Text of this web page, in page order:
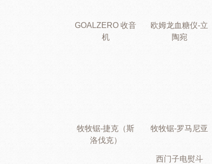
GOALZERO 收音
机
欧姆龙血糖仪-立
陶宛
牧牧锯-捷克（斯
洛伐克）
牧牧锯-罗马尼亚
西门子电熨斗